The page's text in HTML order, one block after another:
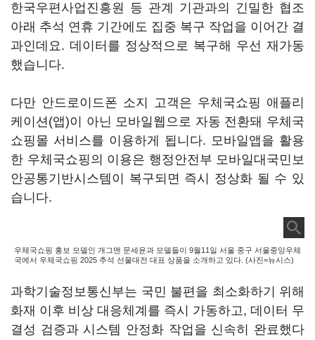
한국우편사업진흥원 등 관계 기관과의 긴밀한 협조
아래 추석 연휴 기간에도 집중 복구 작업을 이어간 결
과인데요. 데이터를 정상적으로 복구해 우선 재가동
했습니다.
다만 안드로이드폰 소지 고객은 우체국쇼핑 애플리
케이션(앱)이 아닌 모바일웹으로 자동 전환돼 우체국
쇼핑몰 서비스를 이용하게 됩니다. 모바일앱을 활용
한 우체국쇼핑의 이용은 행정안전부 모바일대국민보
안공통기반시스템이 복구되면 즉시 정상화 될 수 있
습니다.
우체국쇼핑 홍보 모델인 개그맨 문세윤과 모델들이 9월11일 서울 중구 서울중앙우체
국에서 우체국쇼핑 2025 추석 선물대전 대표 상품을 소개하고 있다. (사진=뉴시스)
과학기술정보통신부는 국민 불편을 최소화하기 위해
화재 이후 비상 대응체계를 즉시 가동하고, 데이터 무
결성 검증과 시스템 안정화 작업을 신속히 완료했다